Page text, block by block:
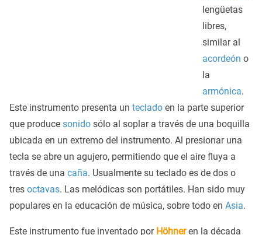
lengüetas
libres,
similar al
acordeón o
la
armónica.
Este instrumento presenta un teclado en la parte superior
que produce sonido sólo al soplar a través de una boquilla
ubicada en un extremo del instrumento. Al presionar una
tecla se abre un agujero, permitiendo que el aire fluya a
través de una caña. Usualmente su teclado es de dos o
tres octavas. Las melódicas son portátiles. Han sido muy
populares en la educación de música, sobre todo en Asia.
Este instrumento fue inventado por Höhneren la década